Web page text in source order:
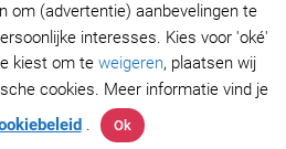
rechten voorbehouden.
.
om (advertentie) aanbevelingen te
interesses. Kies voor 'oké'
kiest om te weigeren, plaatsen wij
cookies. Meer informatie vind je
. Ok